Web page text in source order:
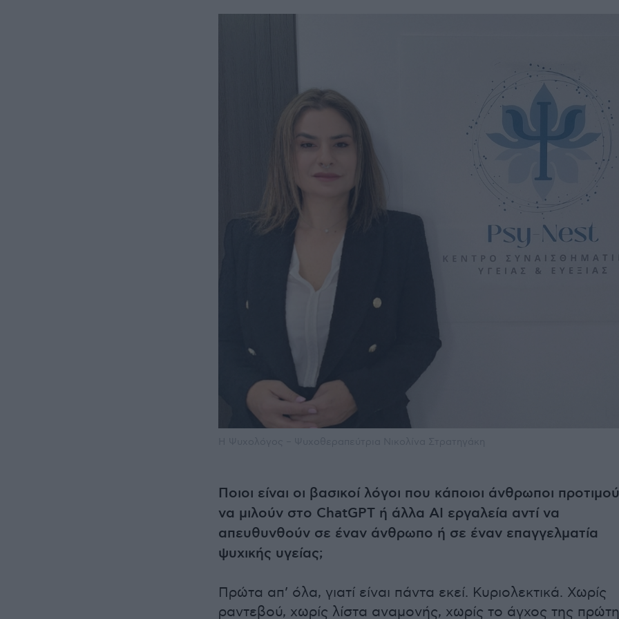
Ποιοι είναι οι βασικοί λόγοι που κάποιοι άνθρωποι
να μιλούν στο ChatGPT ή άλλα AI εργαλεία αντί να
απευθυνθούν σε έναν άνθρωπο ή σε έναν επαγγελματία
ψυχικής υγείας;
Πρώτα απ’ όλα, γιατί είναι πάντα εκεί. Κυριολεκτικά. Χωρίς
ραντεβού, χωρίς λίστα αναμονής, χωρίς το άγχος της